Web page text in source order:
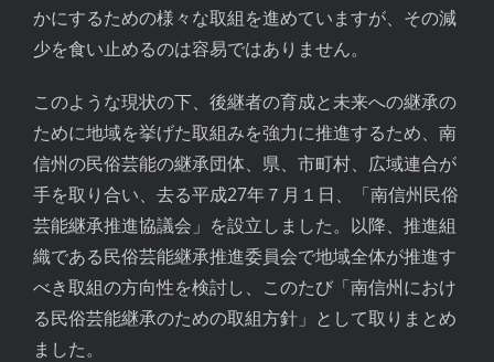
かにするための様々な取組を進めていますが、その減
少を食い止めるのは容易ではありません。
このような現状の下、後継者の育成と未来への継承の
ために地域を挙げた取組みを強力に推進するため、南
信州の民俗芸能の継承団体、県、市町村、広域連合が
手を取り合い、去る平成27年７月１日、「南信州民俗
芸能継承推進協議会」を設立しました。以降、推進組
織である民俗芸能継承推進委員会で地域全体が推進す
べき取組の方向性を検討し、このたび「南信州におけ
る民俗芸能継承のための取組方針」として取りまとめ
ました。